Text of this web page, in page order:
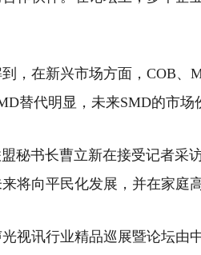
，在新兴市场方面，COB
替代明显，未来SMD的市
秘书长曹立新在接受记者采
将向平民化发展，并在家庭
视讯行业精品巡展暨论坛